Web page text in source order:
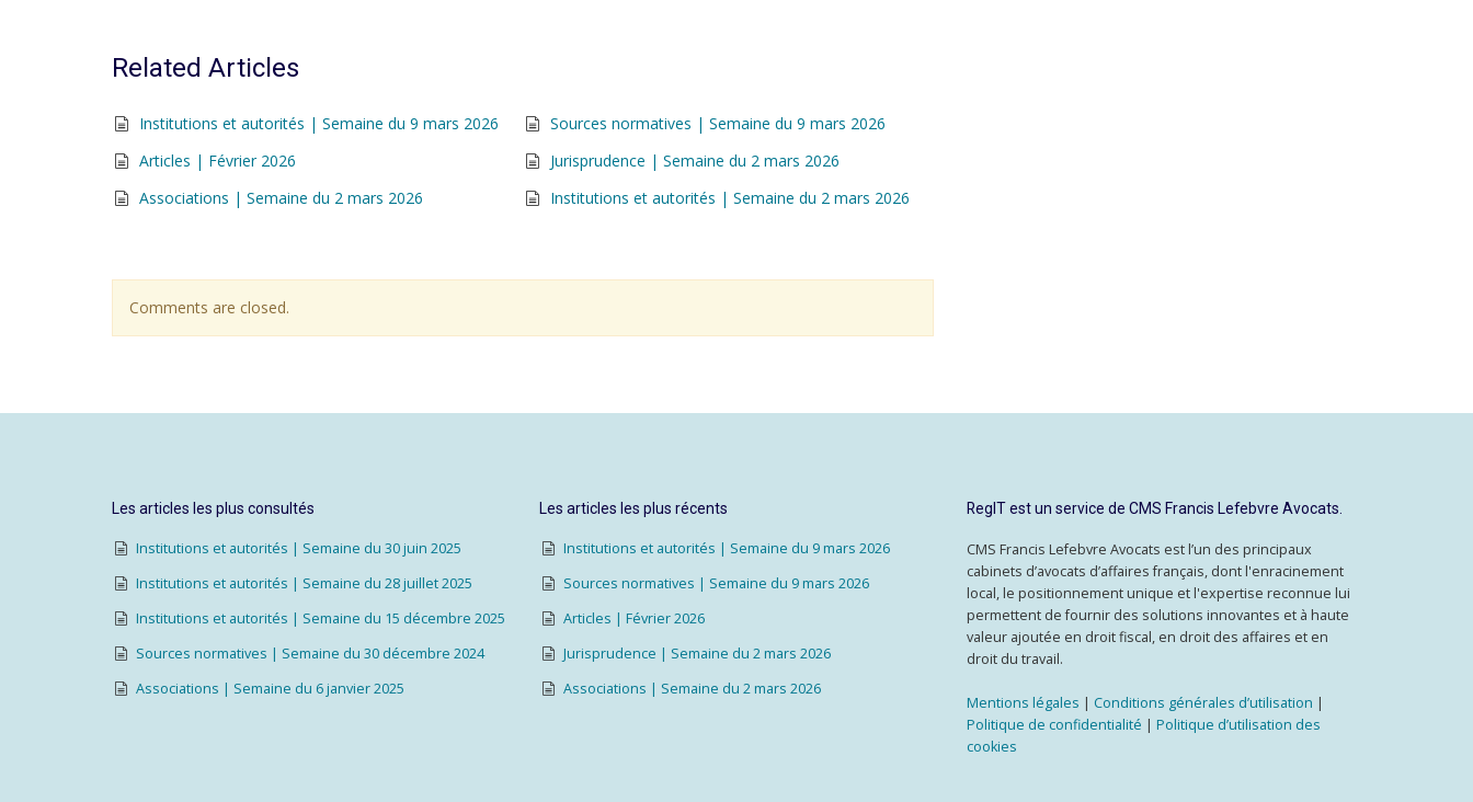
Related Articles
Institutions et autorités | Semaine du 9 mars 2026
Sources normatives | Semaine du 9 mars 2026
Articles | Février 2026
Jurisprudence | Semaine du 2 mars 2026
Associations | Semaine du 2 mars 2026
Institutions et autorités | Semaine du 2 mars 2026
Comments are closed.
Les articles les plus consultés
Institutions et autorités | Semaine du 30 juin 2025
Institutions et autorités | Semaine du 28 juillet 2025
Institutions et autorités | Semaine du 15 décembre 2025
Sources normatives | Semaine du 30 décembre 2024
Associations | Semaine du 6 janvier 2025
Les articles les plus récents
Institutions et autorités | Semaine du 9 mars 2026
Sources normatives | Semaine du 9 mars 2026
Articles | Février 2026
Jurisprudence | Semaine du 2 mars 2026
Associations | Semaine du 2 mars 2026
RegIT est un service de CMS Francis Lefebvre Avocats.
CMS Francis Lefebvre Avocats est l’un des principaux
cabinets d’avocats d’affaires français, dont l'enracinement
local, le positionnement unique et l'expertise reconnue lui
permettent de fournir des solutions innovantes et à haute
valeur ajoutée en droit fiscal, en droit des affaires et en
droit du travail.
Mentions légales | Conditions générales d’utilisation |
Politique de confidentialité | Politique d’utilisation des
cookies